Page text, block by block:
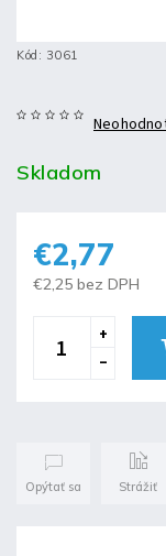
Kód: 3061
Skladom
€2,77
€2,25 bez DPH
Opýtať sa Strážiť